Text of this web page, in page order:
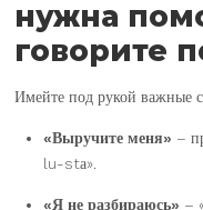
нужна
говорите
Имейте под рукой важные
«Выручите меня» –
lu-stа».
«Я не разбираюсь» –